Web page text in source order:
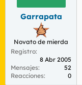
Garrapata
Novato de mierda
Registro
8 Abr 2005
Mensajes
52
Reacciones
0